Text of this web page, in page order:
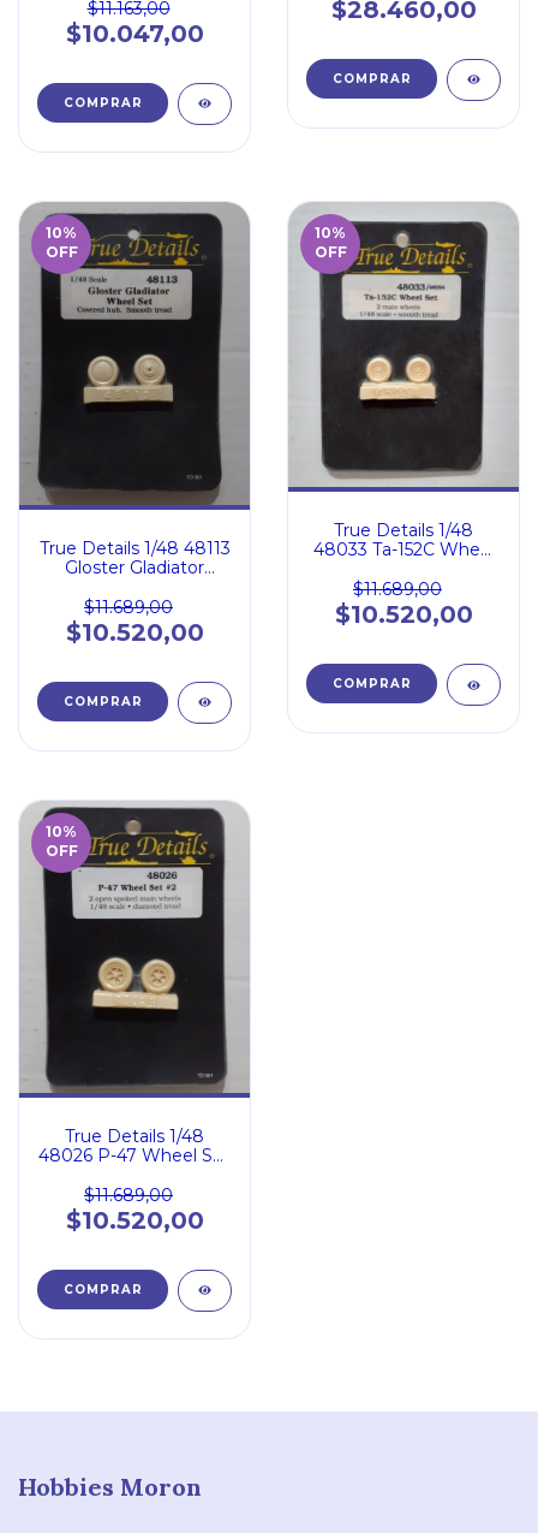
$11.163,00
$10.047,00
$28.460,00
10%
OFF
True Details 1/48 48113
Gloster Gladiator
Hub Smooth tread
$11.689,00
$10.520,00
10%
OFF
True Details 1/48
48033 Ta-152C Wheel
$11.689,00
$10.520,00
10%
OFF
True Details 1/48
48026 P-47 Wheel Set
$11.689,00
$10.520,00
Hobbies Moron